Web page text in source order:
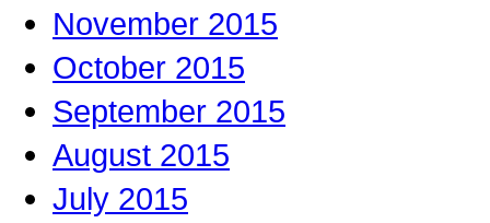
November 2015
October 2015
September 2015
August 2015
July 2015